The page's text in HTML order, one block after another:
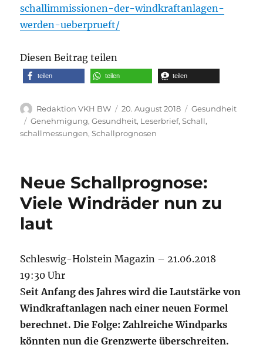
schallimmissionen-der-windkraftanlagen-
werden-ueberprueft/
Diesen Beitrag teilen
teilen teilen teilen
Autor
Redaktion VKH BW
Veröffentlicht
am
20. August 2018 Kategorien
Gesundheit
Schlagwörter
Genehmigung,Gesundheit, Leserbrief,Schall,
schallmessungen,Schallprognosen
Neue Schallprognose:
Viele Windräder nun zu
laut
Schleswig-Holstein Magazin – 21.06.2018
19:30 Uhr
Seit Anfang des Jahres wird die Lautstärke von
Windkraftanlagen nach einer neuen Formel
berechnet. Die Folge: Zahlreiche Windparks
könnten nun die Grenzwerte überschreiten.